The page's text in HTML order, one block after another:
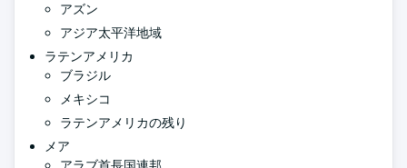
アズン
アジア太平洋地域
ラテンアメリカ
ブラジル
メキシコ
ラテンアメリカの残り
メア